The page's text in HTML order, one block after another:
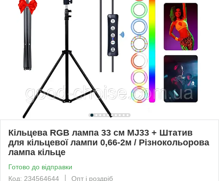
Кільцева RGB лампа 33 см MJ33 + Штатив
для кільцевої лампи 0,66-2м / Різнокольорова
лампа кільце
Готово до відправки
Код: 234564644
Опт і роздріб